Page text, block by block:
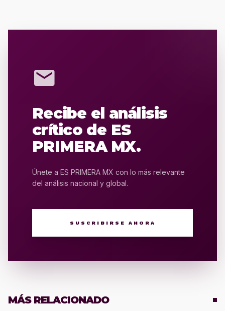
mail
Recibe el análisis
crítico de ES
PRIMERA MX.
Únete a ES PRIMERA MX con lo más relevante
del análisis nacional y global.
SUSCRIBIRSE AHORA
MÁS RELACIONADO